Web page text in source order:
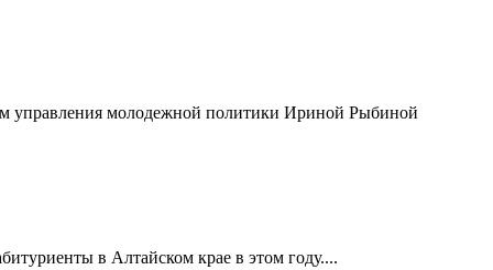
управления молодежной политики Ириной Рыбиной
в Алтайском крае в этом году....